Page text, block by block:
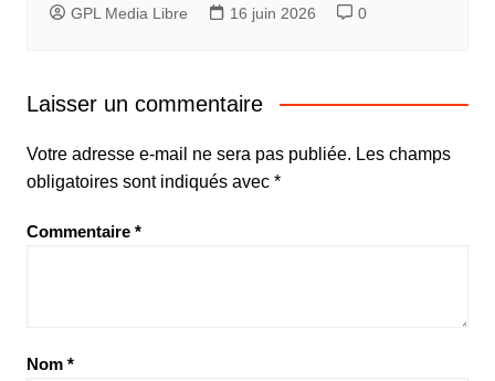
GPL Media Libre 16 juin 2026 0
Laisser un commentaire
Votre adresse e-mail ne sera pas publiée. Les champs
obligatoires sont indiqués avec *
Commentaire *
Nom *